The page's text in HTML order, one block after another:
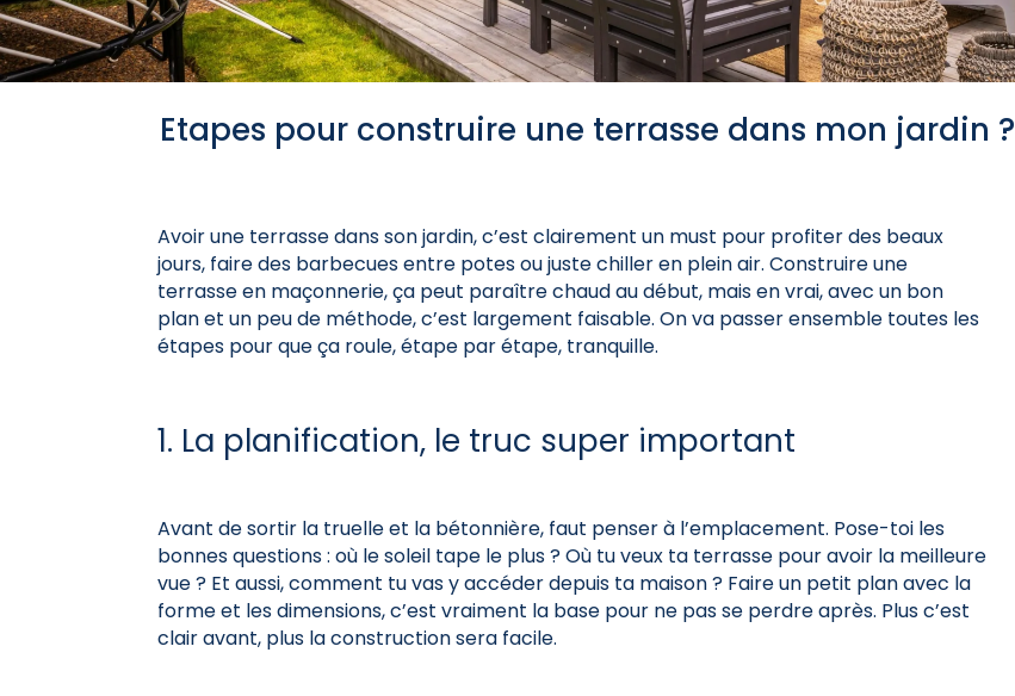
Etapes pour construire une terrasse dans mon jardin ?
Avoir une terrasse dans son jardin, c’est clairement un must pour profiter des beaux
jours, faire des barbecues entre potes ou juste chiller en plein air. Construire une
terrasse en maçonnerie, ça peut paraître chaud au début, mais en vrai, avec un bon
plan et un peu de méthode, c’est largement faisable. On va passer ensemble toutes les
étapes pour que ça roule, étape par étape, tranquille.
1. La planification, le truc super important
Avant de sortir la truelle et la bétonnière, faut penser à l’emplacement. Pose-toi les
bonnes questions : où le soleil tape le plus ? Où tu veux ta terrasse pour avoir la meilleure
vue ? Et aussi, comment tu vas y accéder depuis ta maison ? Faire un petit plan avec la
forme et les dimensions, c’est vraiment la base pour ne pas se perdre après. Plus c’est
clair avant, plus la construction sera facile.